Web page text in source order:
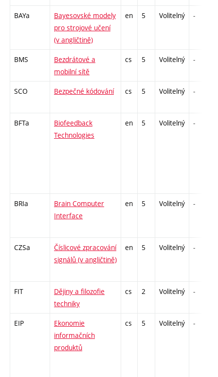
BAYa
Bayesovské modely
pro strojové učení
(v angličtině)
en 5 Volitelný -
BMS
Bezdrátové a
mobilní sítě
cs 5 Volitelný -
SCO Bezpečné kódování cs 5 Volitelný -
BFTa
Biofeedback
Technologies
en 5 Volitelný -
BRIa
Brain Computer
Interface
en 5 Volitelný -
CZSa
Číslicové zpracování
signálů (v angličtině)
en 5 Volitelný -
FIT
Dějiny a filozofie
techniky
cs 2 Volitelný -
EIP
Ekonomie
informačních
produktů
cs 5 Volitelný -